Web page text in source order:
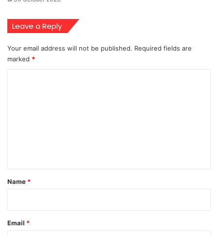
Leave a Reply
Your email address will not be published. Required fields are
marked *
*
Name *
Email *